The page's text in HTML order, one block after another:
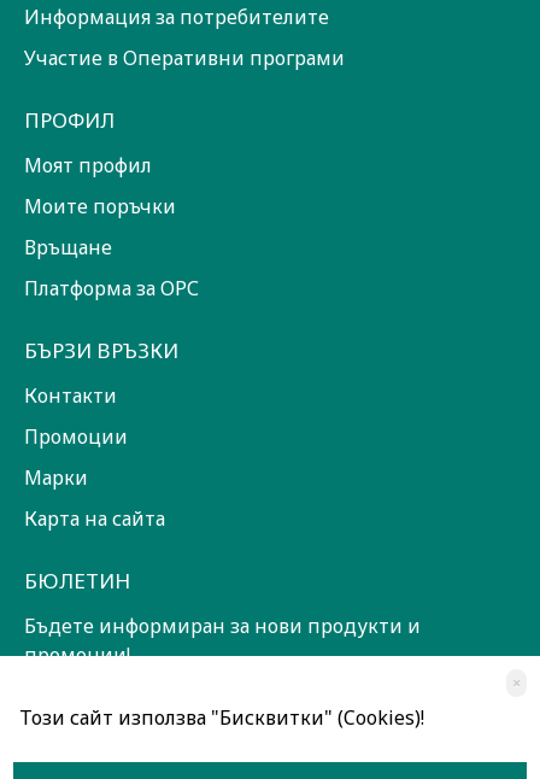
Информация за потребителите
Участие в Оперативни програми
ПРОФИЛ
Моят профил
Моите поръчки
Връщане
Платформа за ОРС
БЪРЗИ ВРЪЗКИ
Контакти
Промоции
Марки
Карта на сайта
БЮЛЕТИН
Бъдете информиран за нови продукти и
промоции!
Прочетох и съм съгласен сОбщи условия
×
Този сайт използва "Бисквитки" (Cookies)!